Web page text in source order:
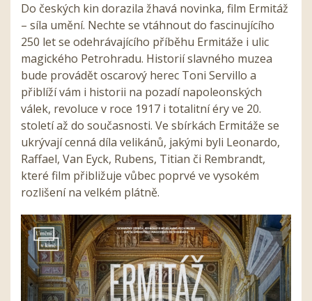
Do českých kin dorazila žhavá novinka, film Ermitáž
– síla umění. Nechte se vtáhnout do fascinujícího
250 let se odehrávajícího příběhu Ermitáže i ulic
magického Petrohradu. Historií slavného muzea
bude provádět oscarový herec Toni Servillo a
přiblíží vám i historii na pozadí napoleonských
válek, revoluce v roce 1917 i totalitní éry ve 20.
století až do současnosti. Ve sbírkách Ermitáže se
ukrývají cenná díla velikánů, jakými byli Leonardo,
Raffael, Van Eyck, Rubens, Titian či Rembrandt,
které film přibližuje vůbec poprvé ve vysokém
rozlišení na velkém plátně.